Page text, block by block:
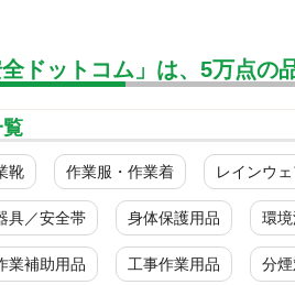
全ドットコム」は、5万点
靴 作業服・作業着 レインウ
具／安全帯 身体保護用品 環
業補助用品 工事作業用品 分